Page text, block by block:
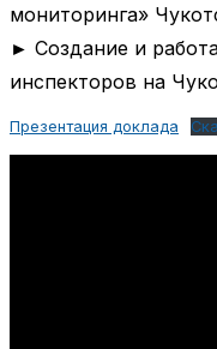
мониторинга»
► Создание и
инспекторов на
Презентация доклада